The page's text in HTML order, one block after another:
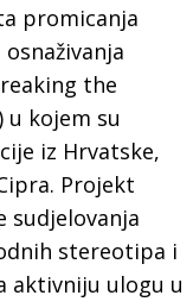
promicanja
the
u kojem su
iz Hrvatske,
Projekt
sudjelovanja
stereotipa i
aktivniju ulogu u